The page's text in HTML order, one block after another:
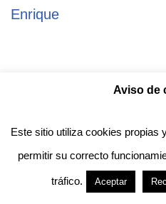
Enrique
Política
Anotado funciona
diseño del
Aviso de
Este sitio utiliza cookies propias
permitir su correcto
tráfico. Aceptar